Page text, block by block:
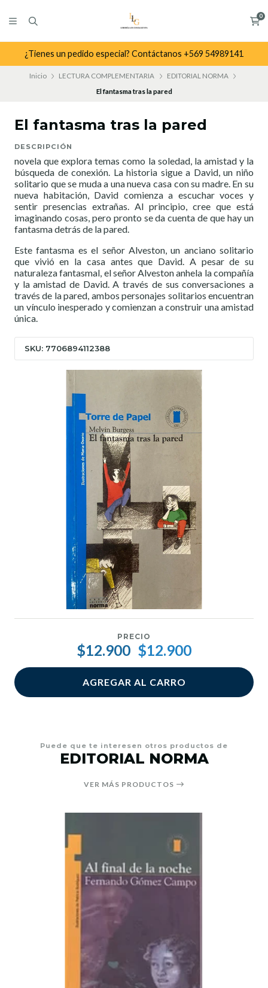
0
¿Tienes un pedido especial? Contáctanos +569 54989141
Inicio LECTURA COMPLEMENTARIA
EDITORIAL NORMA
El fantasma tras la pared
El fantasma tras la pared
DESCRIPCIÓN
novela que explora temas como la soledad, la amistad y la
búsqueda de conexión. La historia sigue a David, un niño
solitario que se muda a una nueva casa con su madre. En su
nueva habitación, David comienza a escuchar voces y
sentir presencias extrañas. Al principio, cree que está
imaginando cosas, pero pronto se da cuenta de que hay un
fantasma detrás de la pared.
Este fantasma es el señor Alveston, un anciano solitario
que vivió en la casa antes que David. A pesar de su
naturaleza fantasmal, el señor Alveston anhela la compañía
y la amistad de David. A través de sus conversaciones a
través de la pared, ambos personajes solitarios encuentran
un vínculo inesperado y comienzan a construir una amistad
única.
SKU: 7706894112388
PRECIO
$12.900 $12.900
AGREGAR AL CARRO
Puede que te interesen otros productos de
EDITORIAL NORMA
VER MÁS PRODUCTOS